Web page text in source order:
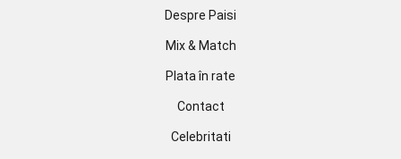
Despre Paisi
Mix & Match
Plata în rate
Contact
Celebritati